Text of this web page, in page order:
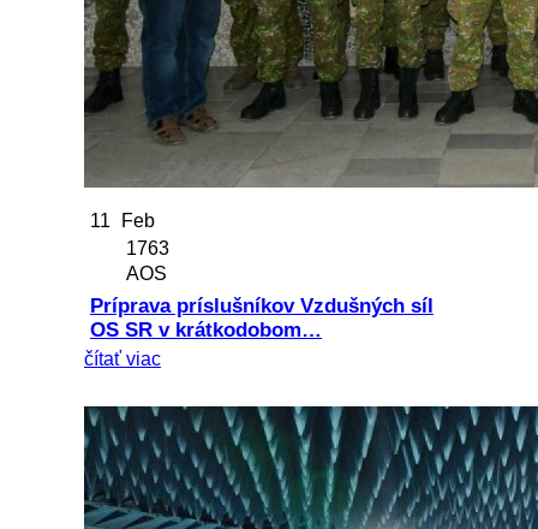
11
Feb
1763
AOS
Príprava príslušníkov Vzdušných síl
OS SR v krátkodobom…
čítať viac